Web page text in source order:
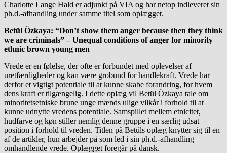
Charlotte Lange Hald er adjunkt på VIA og har netop indleveret sin
ph.d.-afhandling under samme titel som oplægget.
Betül Özkaya: “Don’t show them anger because then they think
we are criminals” – Unequal conditions of anger for minority
ethnic brown young men
Vrede er en følelse, der ofte er forbundet med oplevelser af
uretfærdigheder og kan være grobund for handlekraft. Vrede har
derfor et vigtigt potentiale til at kunne skabe forandring, for hvem
dens kraft er tilgængelig. I dette oplæg vil Betül Özkaya tale om
minoritetsetniske brune unge mænds ulige vilkår i forhold til at
kunne udnytte vredens potentiale. Samspillet mellem etnicitet,
hudfarve og køn stiller nemlig denne gruppe i en særlig udsat
position i forhold til vreden. Titlen på Betüls oplæg knytter sig til en
af de artikler, hun arbejder på som led i sin ph.d.-afhandling
omhandlende vrede. Oplægget foregår på dansk.